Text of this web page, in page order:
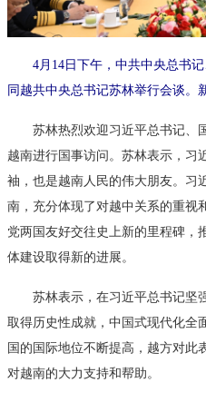
4月14日下午，中共中央总书记
同越共中央总书记苏林举行会谈。
苏林热烈欢迎习近平总书记、
越南进行国事访问。苏林表示，习
袖，也是越南人民的伟大朋友。习
南，充分体现了对越中关系的重视
党两国友好交往史上新的里程碑，
体建设取得新的进展。
苏林表示，在习近平总书记坚
取得历史性成就，中国式现代化全
国的国际地位不断提高，越方对此
对越南的大力支持和帮助。